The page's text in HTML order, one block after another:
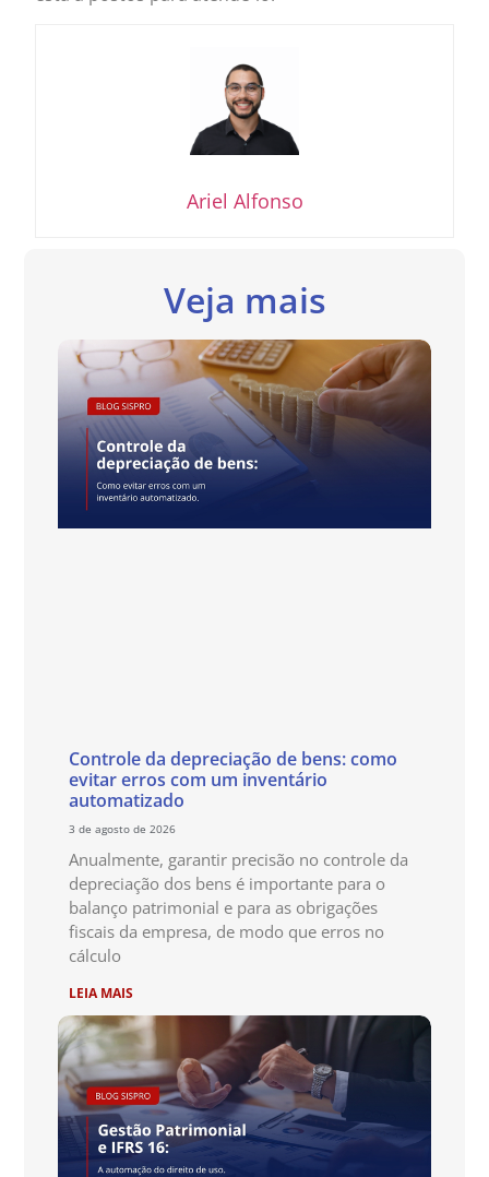
Ariel Alfonso
Veja mais
Controle da depreciação de bens: como
evitar erros com um inventário
automatizado
3 de agosto de 2026
Anualmente, garantir precisão no controle da
depreciação dos bens é importante para o
balanço patrimonial e para as obrigações
fiscais da empresa, de modo que erros no
cálculo
LEIA MAIS